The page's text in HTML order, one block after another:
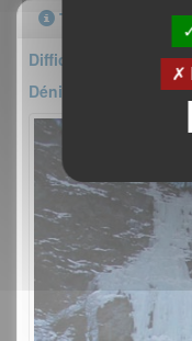
Topo
Difficulté : III/4
Dénivelé : 150m